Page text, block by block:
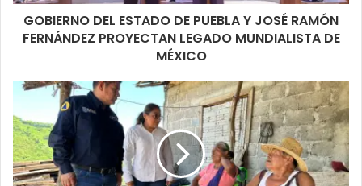
GOBIERNO DEL ESTADO DE PUEBLA Y JOSÉ RAMÓN
FERNÁNDEZ PROYECTAN LEGADO MUNDIALISTA DE
MÉXICO